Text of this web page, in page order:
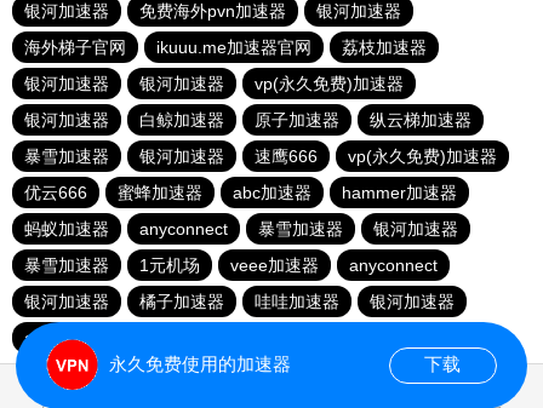
银河加速器
免费海外pvn加速器
银河加速器
海外梯子官网
ikuuu.me加速器官网
荔枝加速器
银河加速器
银河加速器
vp(永久免费)加速器
银河加速器
白鲸加速器 原子加速器
纵云梯加速器
暴雪加速器
银河加速器 速鹰666
vp(永久免费)加速器
优云666
蜜蜂加速器 abc加速器
hammer加速器
蚂蚁加速器
anyconnect 暴雪加速器
银河加速器
暴雪加速器
1元机场 veee加速器
anyconnect
银河加速器
橘子加速器 哇哇加速器
银河加速器
anyconnect
永久免费使用的加速器 下载